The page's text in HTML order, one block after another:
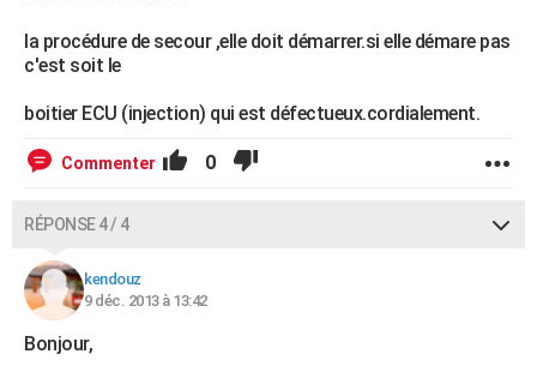
la procédure de secour ,elle doit démarrer.si elle démare pas
c'est soit le
boitier ECU (injection) qui est défectueux.cordialement.
Commenter 0
RÉPONSE 4 / 4
kendouz
9 déc. 2013 à 13:42
Bonjour,